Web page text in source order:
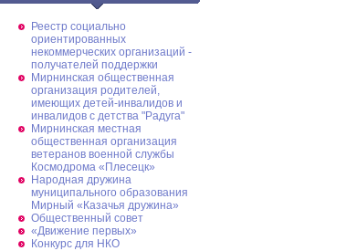
Реестр социально
ориентированных
некоммерческих организаций -
получателей поддержки
Мирнинская общественная
организация родителей,
имеющих детей-инвалидов и
инвалидов с детства "Радуга"
Мирнинская местная
общественная организация
ветеранов военной службы
Космодрома «Плесецк»
Народная дружина
муниципального образования
Мирный «Казачья дружина»
Общественный совет
«Движение первых»
Конкурс для НКО